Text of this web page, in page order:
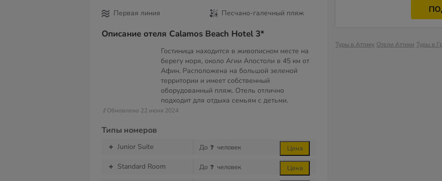
Первая линия Песчано-галечный пляж
Описание отеля Calamos Beach Hotel 3*
Гостиница находится в живописном месте на
берегу моря, около Агии Апостоли в 45 км от
Афин. Расположена на большой зеленой
территории и имеет собственный
оборудованный пляж. Отель отлично
подходит для отдыха семьям с детьми.
// Обновлено 22 июня 2024
Типы номеров
Junior Suite До человек Цена
Standard Room До человек Цена
Туры в Аттику Отели Аттики Туры в